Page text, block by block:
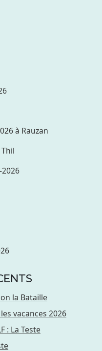
à Rauzan
2026
la Bataille
vacances 2026
: La Teste